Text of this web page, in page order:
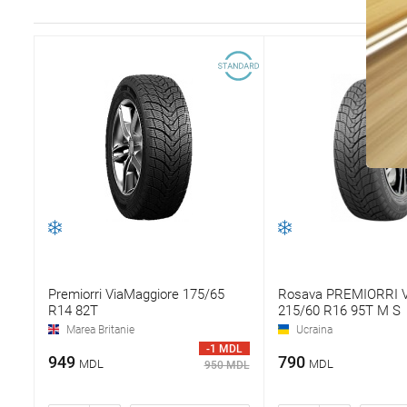
Premiorri ViaMaggiore 175/65
R14 82T
Marea Britanie
949 MDL
-1 MDL
950 MDL
Rosava PREMIORRI
215/60 R16 95T M S
Ucraina
790 MDL